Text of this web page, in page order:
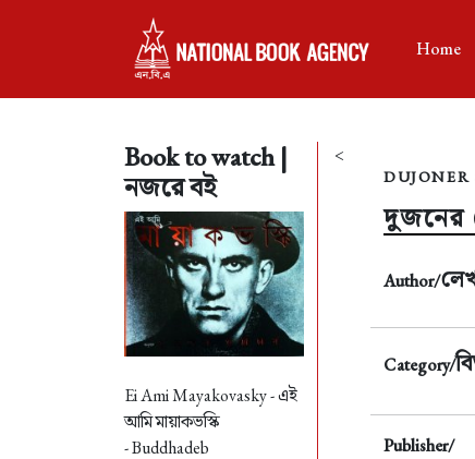
Home
Book to watch |
নজরে বই
Ei Ami Mayakovasky -এই
আমি মায়াকভস্কি
- Buddhadeb
<
DUJONER
দুজনের
Author/
Category/
Publisher/